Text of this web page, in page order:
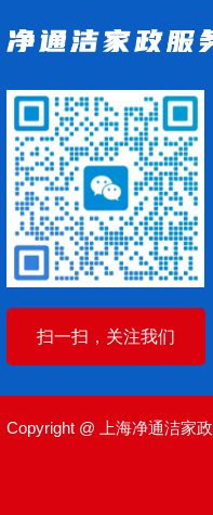
扫一扫，关注我们
Copyright @ 上海净通洁家